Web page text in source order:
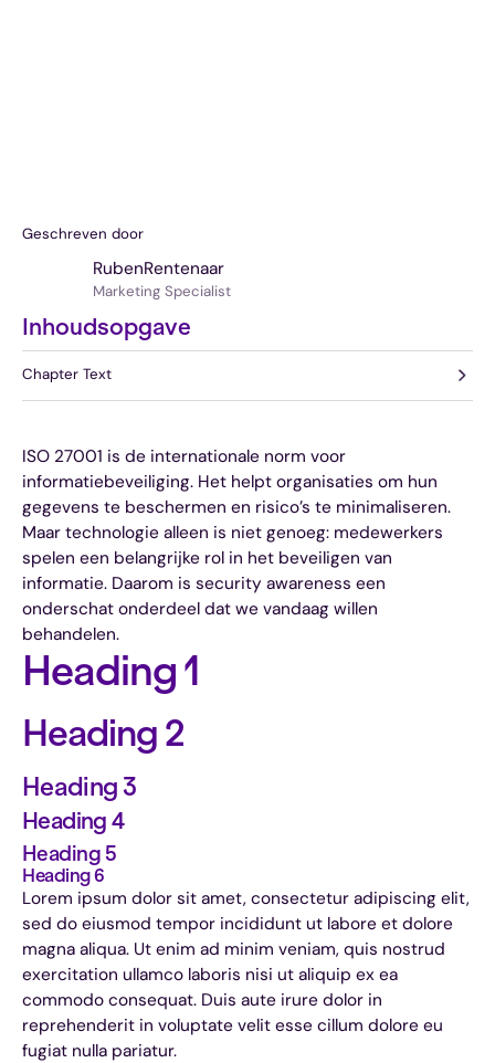
Geschreven door
RubenRentenaar
Marketing Specialist
Inhoudsopgave
Chapter Text
ISO 27001 is de internationale norm voor
informatiebeveiliging. Het helpt organisaties om hun
gegevens te beschermen en risico’s te minimaliseren.
Maar technologie alleen is niet genoeg: medewerkers
spelen een belangrijke rol in het beveiligen van
informatie. Daarom is security awareness een
onderschat onderdeel dat we vandaag willen
behandelen.
Heading 1
Heading 2
Heading 3
Heading 4
Heading 5
Heading 6
Lorem ipsum dolor sit amet, consectetur adipiscing elit,
sed do eiusmod tempor incididunt ut labore et dolore
magna aliqua. Ut enim ad minim veniam, quis nostrud
exercitation ullamco laboris nisi ut aliquip ex ea
commodo consequat. Duis aute irure dolor in
reprehenderit in voluptate velit esse cillum dolore eu
fugiat nulla pariatur.